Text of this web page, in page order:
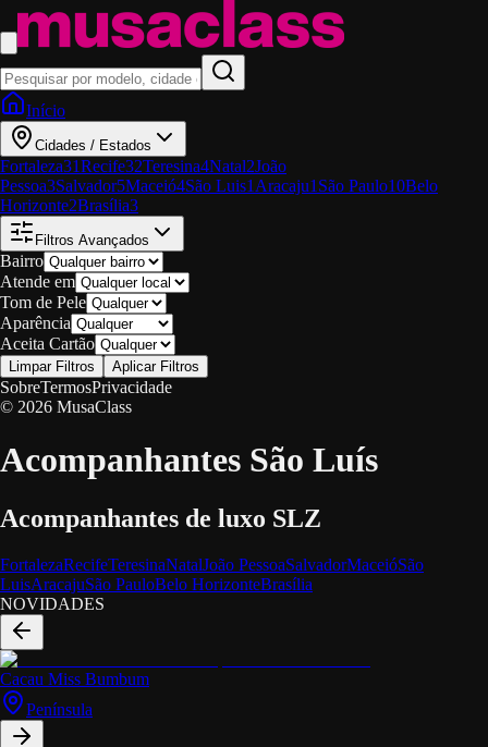
Início
Cidades / Estados
Fortaleza31Recife32Teresina4Natal2João
Pessoa3Salvador5Maceió4São Luis1 Aracaju1 São Paulo10Belo
Horizonte2Brasília3
Filtros Avançados
Bairro
Atende em
Tom de Pele
Aparência
Aceita Cartão
Limpar Filtros Aplicar Filtros
SobreTermosPrivacidade
© 2026 MusaClass
Acompanhantes São Luís
Acompanhantes de luxo SLZ
FortalezaRecifeTeresinaNatalJoão PessoaSalvadorMaceióSão
LuisAracajuSão PauloBelo HorizonteBrasília
NOVIDADES
Cacau Miss Bumbum
Península